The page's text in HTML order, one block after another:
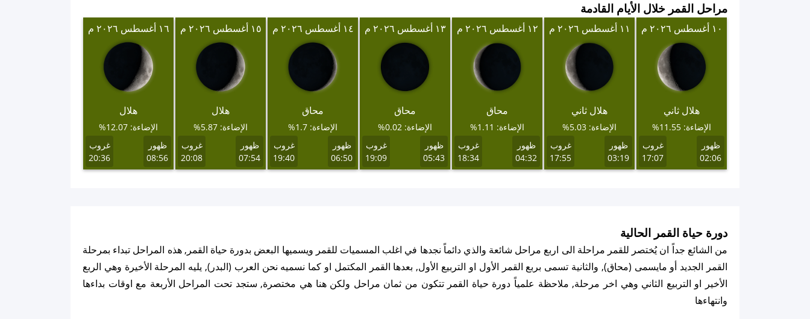
مراحل القمر خلال الأيام القادمة
١٠ أغسطس ٢٠٢٦ م
هلال ثاني
الإضاءة: 11.55%
ظهور
02:06
غروب
17:07
١١ أغسطس ٢٠٢٦ م
هلال ثاني
الإضاءة: 5.03%
ظهور
03:19
غروب
17:55
١٢ أغسطس ٢٠٢٦ م
محاق
الإضاءة: 1.11%
ظهور
04:32
غروب
18:34
١٣ أغسطس ٢٠٢٦ م
محاق
الإضاءة: 0.02%
ظهور
05:43
غروب
19:09
١٤ أغسطس ٢٠٢٦ م
محاق
الإضاءة: 1.7%
ظهور
06:50
غروب
19:40
١٥ أغسطس ٢٠٢٦ م
هلال
الإضاءة: 5.87%
ظهور
07:54
غروب
20:08
١٦ أغسطس ٢٠٢٦ م
هلال
الإضاءة: 12.07%
ظهور
08:56
غروب
20:36
دورة حياة القمر الحالية
من الشائع جداً ان يُختصر للقمر مراحلة الى اربع مراحل شائعة والذي دائماً نجدها في اغلب المسميات للقمر ويسميها البعض بدورة حياة القمر, هذه المراحل تبداء بمرحلة
القمر الجديد أو مايسمى (محاق), والثانية تسمى بربع القمر الأول او التربيع الأول, بعدها القمر المكتمل او كما نسميه نحن العرب (البدر), يليه المرحلة الأخيرة وهي الربع
الأخير او التربيع الثاني وهي اخر مرحلة, ملاحظة علمياً دورة حياة القمر تتكون من ثمان مراحل ولكن هنا هي مختصرة, ستجد تحت المراحل الأربعة مع اوقات بداءها
وانتهاءها